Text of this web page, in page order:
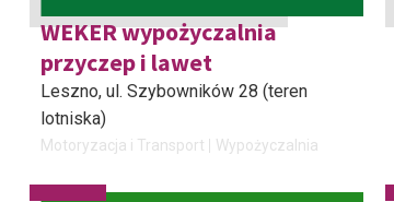
WEKER wypożyczalnia
przyczep i lawet
Leszno, ul. Szybowników 28 (teren
lotniska)
Motoryzacja i Transport Wypożyczalnia